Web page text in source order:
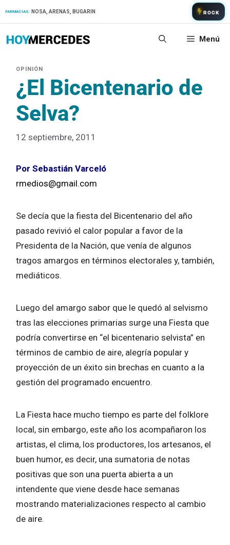
FARMACIAS: NOSA, ARENAS, BUGARIN ROCK
Menú
¿El Bicentenario de
Selva?
12 septiembre, 2011
Por Sebastián Varceló
rmedios@gmail.com
Se decía que la fiesta del Bicentenario del año
pasado revivió el calor popular a favor de la
Presidenta de la Nación, que venía de algunos
tragos amargos en términos electorales y, también,
mediáticos.
Luego del amargo sabor que le quedó al selvismo
tras las elecciones primarias surge una Fiesta que
podría convertirse en “el bicentenario selvista” en
términos de cambio de aire, alegría popular y
proyección de un éxito sin brechas en cuanto a la
gestión del programado encuentro.
La Fiesta hace mucho tiempo es parte del folklore
local, sin embargo, este año los acompañaron los
artistas, el clima, los productores, los artesanos, el
buen humor, es decir, una sumatoria de notas
positivas que son una puerta abierta a un
intendente que viene desde hace semanas
mostrando materializaciones respecto al cambio
de aire.